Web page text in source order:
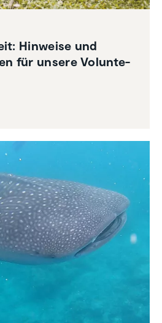
Hinweise und
für unsere Volun­te­